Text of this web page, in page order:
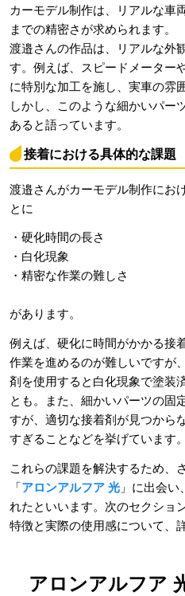
カーモデル制作は、リアルな車
までの精密さが求められます。
渡邉さんの作品は、リアルな外
す。例えば、スピードメーター
に特別な加工を施し、実車の雰
しかし、このような細かいパー
あると語っています。
接着における具体的な課題
渡邉さんがカーモデル制作にお
とに
・硬化時間の長さ
・白化現象
・精密な作業の難しさ
があります。
例えば、硬化に時間がかかる接
作業を進めるのが難しいですが
剤を使用すると白化現象で塗装
とも。また、細かいパーツの固
すが、適切な接着剤が見つから
すぎることなどを挙げています。
これらの課題を解決するため、
「アロンアルフア 光」に出会い
れたといいます。次のセクショ
特徴と実際の使用感について、
アロンアルフア